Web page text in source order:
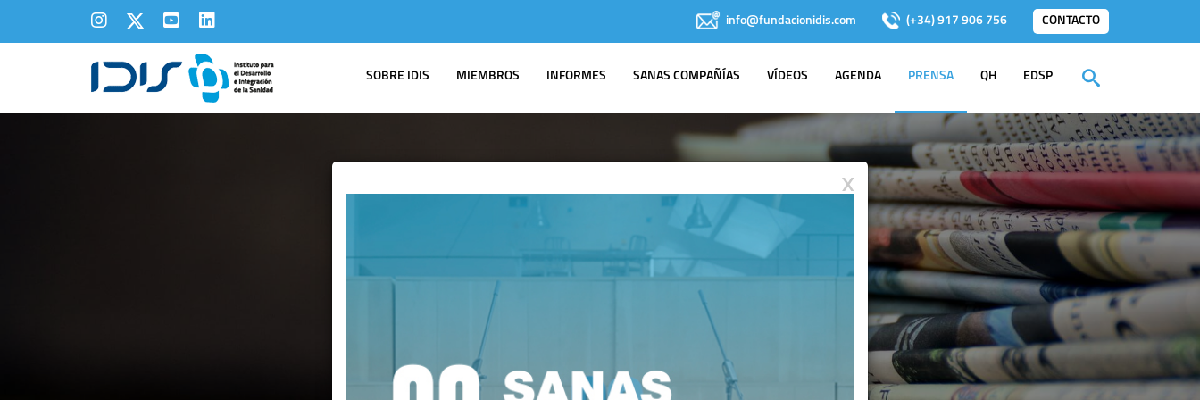
info@fundacionidis.com (+34) 917 906 756 CONTACTO
SOBRE IDIS MIEMBROS INFORMES SANAS COMPAÑÍAS VÍDEOS AGENDA PRENSA QH EDSP
IDIS EN LOS MEDIOS
X